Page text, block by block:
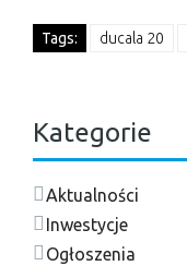
Tags: ducala 20
Kategorie
Aktualności
Inwestycje
Ogłoszenia